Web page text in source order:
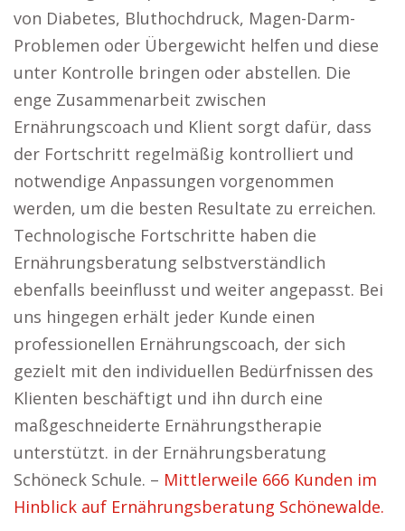
von Diabetes, Bluthochdruck, Magen-Darm-
Problemen oder Übergewicht helfen und diese
unter Kontrolle bringen oder abstellen. Die
enge Zusammenarbeit zwischen
Ernährungscoach und Klient sorgt dafür, dass
der Fortschritt regelmäßig kontrolliert und
notwendige Anpassungen vorgenommen
werden, um die besten Resultate zu erreichen.
Technologische Fortschritte haben die
Ernährungsberatung selbstverständlich
ebenfalls beeinflusst und weiter angepasst. Bei
uns hingegen erhält jeder Kunde einen
professionellen Ernährungscoach, der sich
gezielt mit den individuellen Bedürfnissen des
Klienten beschäftigt und ihn durch eine
maßgeschneiderte Ernährungstherapie
unterstützt. in der Ernährungsberatung
Schöneck Schule. – Mittlerweile 666 Kunden im
Hinblick auf Ernährungsberatung Schönewalde.